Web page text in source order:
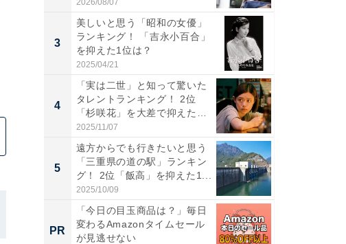
2026/08/07
3
美しいと思う「昭和の女優」
ランキング！ 「吉永小百合」
を抑えた1位は？
2025/04/21
4
「実は二世」と知って驚いた
タレントランキング！ 2位
「杉咲花」を大差で抑えた1
位...
2025/11/07
5
遠方からでも行きたいと思う
「三重県の道の駅」ランキン
グ！ 2位「飯高」を抑えた1...
2025/10/09
PR
「今日の目玉商品は？」毎日
変わるAmazonタイムセール
が見逃せない